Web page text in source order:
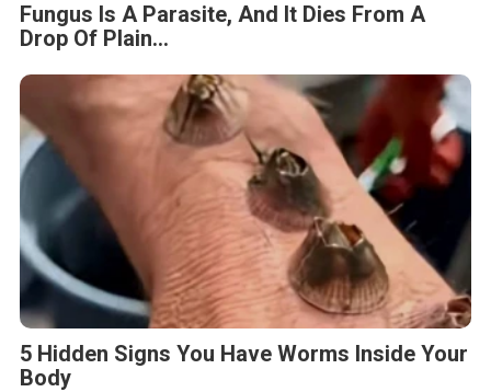
Fungus Is A Parasite, And It Dies From A
Drop Of Plain...
5 Hidden Signs You Have Worms Inside Your
Body